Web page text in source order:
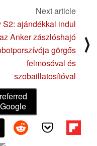
Next article
S2: ajándékkal indul
az Anker zászlóshajó
görgős
felmosóval és
szobaillatosítóval
⟩